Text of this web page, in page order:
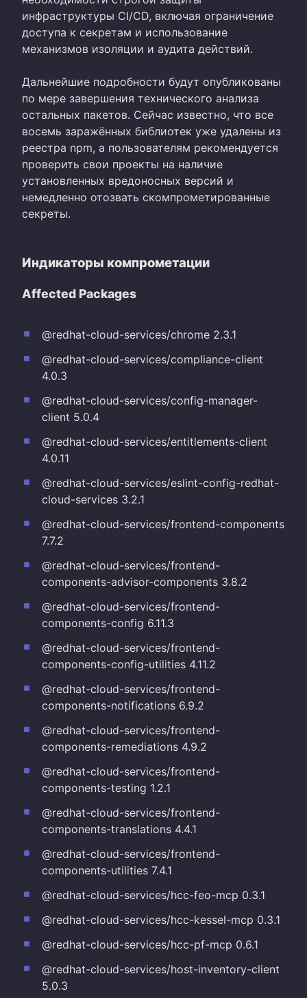
инфраструктуры CI/CD, включая ограничение
доступа к секретам и использование
механизмов изоляции и аудита действий.
Дальнейшие подробности будут опубликованы
по мере завершения технического анализа
остальных пакетов. Сейчас известно, что все
восемь заражённых библиотек уже удалены из
реестра npm, а пользователям рекомендуется
проверить свои проекты на наличие
установленных вредоносных версий и
немедленно отозвать скомпрометированные
секреты.
Индикаторы компрометации
Affected Packages
@redhat-cloud-services/chrome 2.3.1
@redhat-cloud-services/compliance-client
4.0.3
@redhat-cloud-services/config-manager-
client 5.0.4
@redhat-cloud-services/entitlements-client
4.0.11
@redhat-cloud-services/eslint-config-redhat-
cloud-services 3.2.1
@redhat-cloud-services/frontend-components
7.7.2
@redhat-cloud-services/frontend-
components-advisor-components 3.8.2
@redhat-cloud-services/frontend-
components-config 6.11.3
@redhat-cloud-services/frontend-
components-config-utilities 4.11.2
@redhat-cloud-services/frontend-
components-notifications 6.9.2
@redhat-cloud-services/frontend-
components-remediations 4.9.2
@redhat-cloud-services/frontend-
components-testing 1.2.1
@redhat-cloud-services/frontend-
components-translations 4.4.1
@redhat-cloud-services/frontend-
components-utilities 7.4.1
@redhat-cloud-services/hcc-feo-mcp 0.3.1
@redhat-cloud-services/hcc-kessel-mcp 0.3.1
@redhat-cloud-services/hcc-pf-mcp 0.6.1
@redhat-cloud-services/host-inventory-client
5.0.3